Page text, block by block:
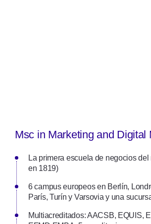
Msc in Marketing and Digital
La primera escuela de negocios
en 1819)
6 campus europeos en Berlín,
París, Turín y Varsovia y una
Multiacreditados: AACSB, EQUIS,